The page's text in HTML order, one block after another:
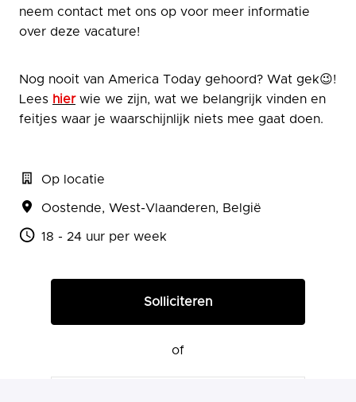
neem contact met ons op voor meer informatie
over deze vacature!
Nog nooit van America Today gehoord? Wat gek😉!
Lees hierwie we zijn, wat we belangrijk vinden en
feitjes waar je waarschijnlijk niets mee gaat doen.
Op locatie
Oostende, West-Vlaanderen, België
18 - 24 uur per week
Solliciteren
of